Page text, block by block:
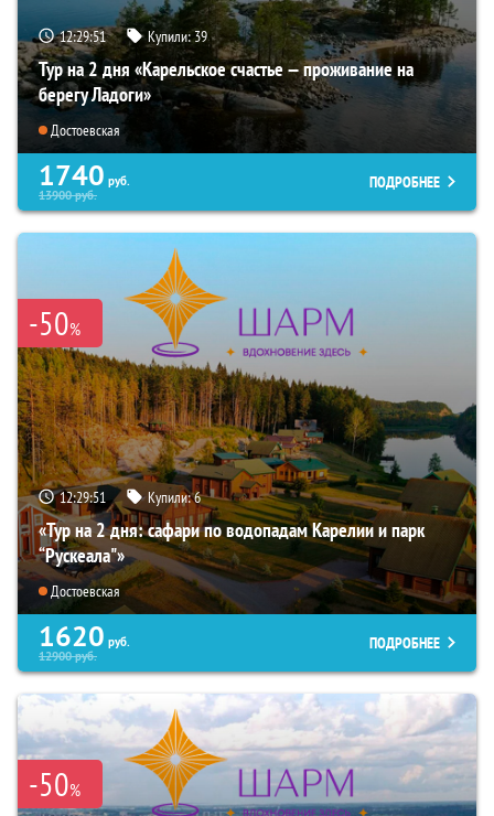
12:29:49 Купили:39
Тур на 2 дня «Карельское счастье — проживание на
берегу Ладоги»
Достоевская
1740 руб.
13900руб.
ПОДРОБНЕЕ
-50%
12:29:49 Купили:6
«Тур на 2 дня: сафари по водопадам Карелии и парк
“Рускеала"»
Достоевская
1620 руб.
12900руб.
ПОДРОБНЕЕ
-50%